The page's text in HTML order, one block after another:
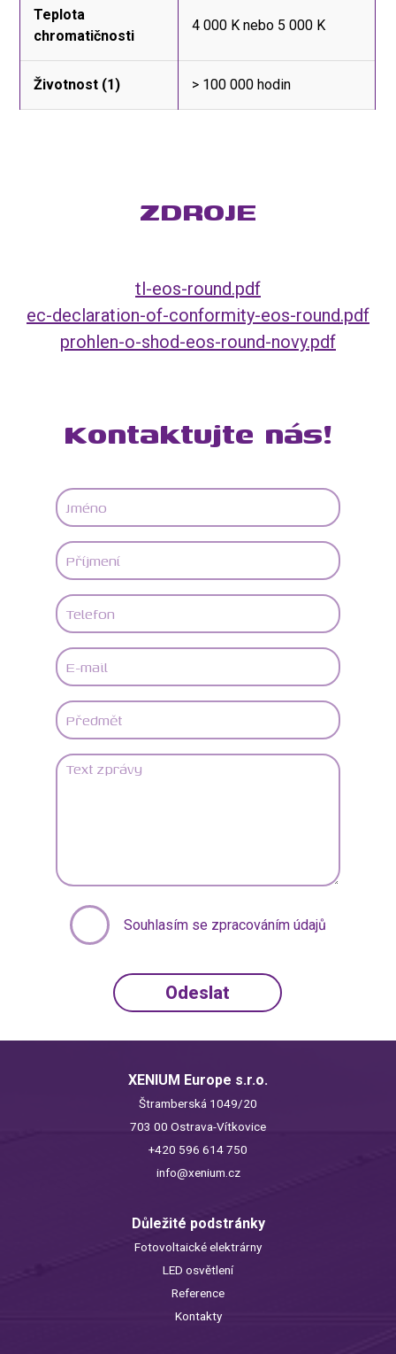
Teplota
chromatičnosti
4 000 K nebo 5 000 K
Životnost (1) > 100 000 hodin
ZDROJE
tl-eos-round.pdf
ec-declaration-of-conformity-eos-round.pdf
prohlen-o-shod-eos-round-novy.pdf
Kontaktujte nás!
Souhlasím se zpracováním údajů
XENIUM Europe s.r.o.
Štramberská 1049/20
703 00 Ostrava-Vítkovice
+420 596 614 750
info@xenium.cz
Důležité podstránky
Fotovoltaické elektrárny
LED osvětlení
Reference
Kontakty